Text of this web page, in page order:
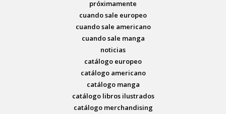
próximamente
cuando sale europeo
cuando sale americano
cuando sale manga
noticias
catálogo europeo
catálogo americano
catálogo manga
catálogo libros ilustrados
catálogo merchandising